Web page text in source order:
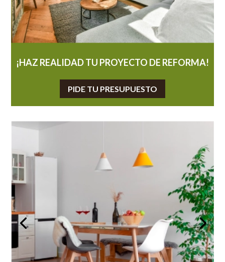
¡HAZ REALIDAD TU PROYECTO DE REFORMA!
PIDE TU PRESUPUESTO